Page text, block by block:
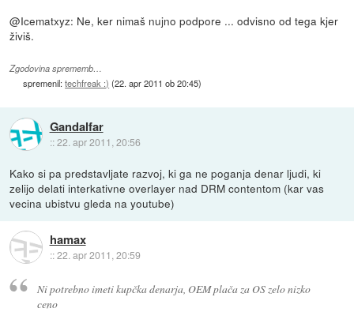
@Icematxyz: Ne, ker nimaš nujno podpore ... odvisno od tega kjer
živiš.
Zgodovina sprememb…
spremenil:techfreak :) (22. apr 2011 ob 20:45)
Gandalfar
::22. apr 2011, 20:56
Kako si pa predstavljate razvoj, ki ga ne poganja denar ljudi, ki
zelijo delati interkativne overlayer nad DRM contentom (kar vas
vecina ubistvu gleda na youtube)
hamax
::22. apr 2011, 20:59
Ni potrebno imeti kupčka denarja, OEM plača za OS zelo nizko
ceno